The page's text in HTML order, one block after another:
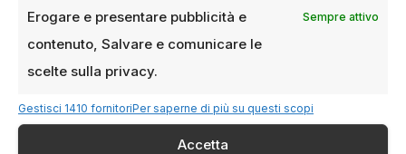
Erogare e presentare pubblicità e
contenuto, Salvare e comunicare le
scelte sulla privacy.
Sempre attivo
Gestisci 1410 fornitoriPer saperne di più su questi scopi
Accetta